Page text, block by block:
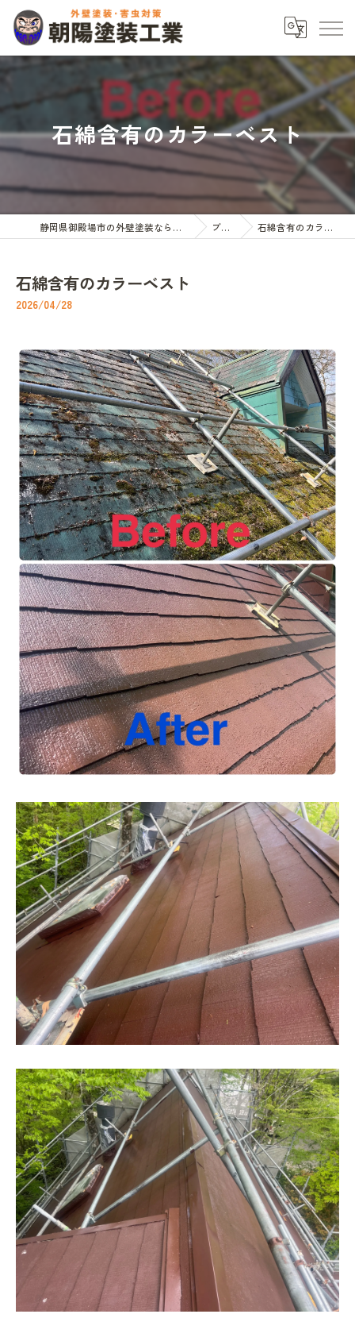
石綿含有のカラーベスト
静岡県御殿場市の外壁塗装なら朝陽塗装工業 ブログ 石綿含有のカラーベスト
石綿含有のカラーベスト
2026/04/28